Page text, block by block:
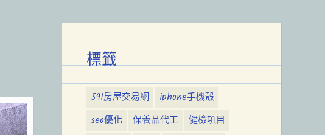
標籤
591房屋交易網
iphone手機殼
seo優化
保養品代工
健檢項目